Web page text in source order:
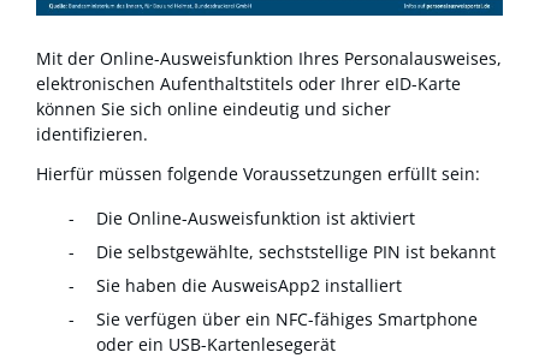
Mit der Online-Ausweisfunktion Ihres Personalausweises,
elektronischen Aufenthaltstitels oder Ihrer eID-Karte
können Sie sich online eindeutig und sicher
identifizieren.
Hierfür müssen folgende Voraussetzungen erfüllt sein:
Die Online-Ausweisfunktion ist aktiviert
Die selbstgewählte, sechststellige PIN ist bekannt
Sie haben die AusweisApp2 installiert
Sie verfügen über ein NFC-fähiges Smartphone
oder ein USB-Kartenlesegerät